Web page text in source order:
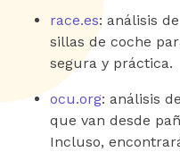
race.es: análisis
sillas de coche
segura y práctica.
ocu.org: análisis
que van desde
Incluso,